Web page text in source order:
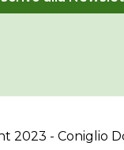
2023 - Coniglio